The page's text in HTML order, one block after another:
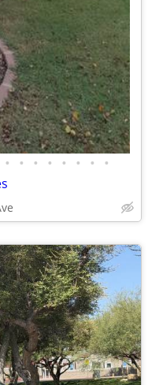
• • • • • • • •